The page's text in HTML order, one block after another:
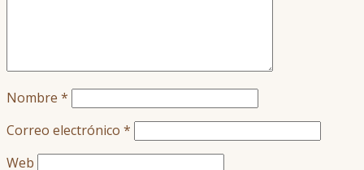
Nombre *
Correo electrónico *
Web